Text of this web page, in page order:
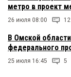
метро в проект
26 июля 08:00 12
В Омской
федерального
25 июля 16:45 5